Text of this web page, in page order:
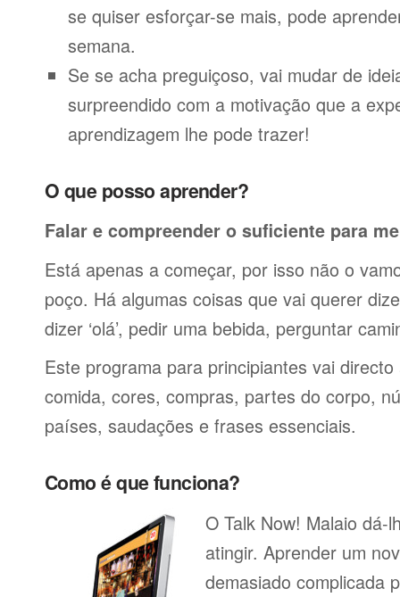
se quiser esforçar-se mais, pode
semana.
Se se acha preguiçoso, vai mudar de
surpreendido com a motivação que a
aprendizagem lhe pode trazer!
O que posso aprender?
Falar e compreender o suficiente para
Está apenas a começar, por isso não o
poço. Há algumas coisas que vai querer
dizer ‘olá’, pedir uma bebida, perguntar
Este programa para principiantes vai
comida, cores, compras, partes do corpo,
países, saudações e frases essenciais.
Como é que funciona?
O Talk Now! Malaio dá-
atingir. Aprender um
demasiado complicada